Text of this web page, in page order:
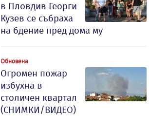
в Пловдив Георги
Кузев се събраха
на бдение пред дома му
Обновена
Огромен пожар
избухна в
столичен квартал
(СНИМКИ/ВИДЕО)